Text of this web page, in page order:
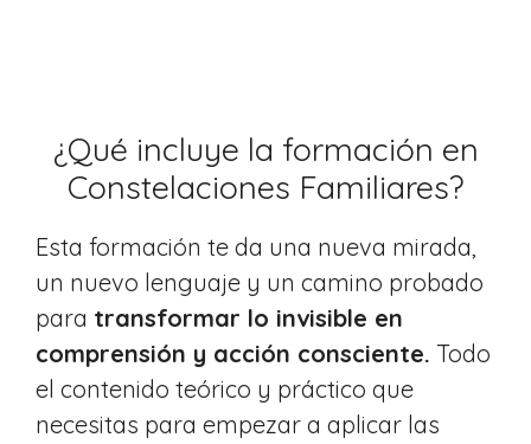
¿Qué incluye la formación en
Constelaciones Familiares?
Esta formación te da una nueva mirada,
un nuevo lenguaje y un camino probado
para transformar lo invisible en
comprensión y acción consciente. Todo
el contenido teórico y práctico que
necesitas para empezar a aplicar las